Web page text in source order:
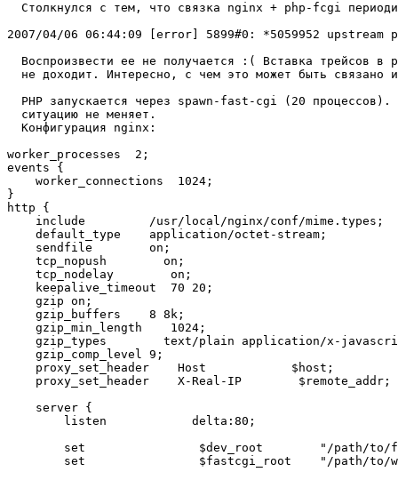
Столкнулся с тем, что связка nginx + php-fcgi
2007/04/06 06:44:09 [error] 5899#0: *5059952
Воспроизвести ее не получается :( Вставка трейсов в
не доходит. Интересно, с чем это может быть связано
PHP запускается через spawn-fast-cgi (20
  ситуацию не меняет.
  Конфигурация nginx:
worker_processes  2;
events {
    worker_connections  1024;
}
http {
    include         /usr/local/nginx/conf/mime.types;
    default_type    application/octet-stream;
    sendfile        on;
    tcp_nopush        on;
    tcp_nodelay        on;
    keepalive_timeout  70 20;
    gzip on;
    gzip_buffers    8 8k;
    gzip_min_length    1024;
gzip_types        text/plain application/x-
    gzip_comp_level 9;
    proxy_set_header    Host            $host;
    proxy_set_header    X-Real-IP        $remote_addr;
    server {
        listen            delta:80;
set                $dev_root        "/path/to/
set                $fastcgi_root    "/path/to/